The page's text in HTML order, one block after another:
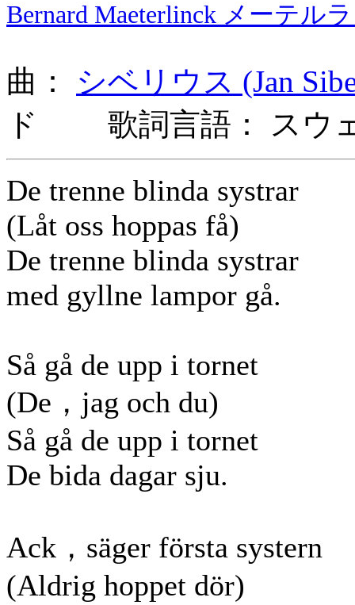
Bernard Maeterlinck メーテル
曲： シベリウス (Jan
ド 歌詞言語： スウ
De trenne blinda systrar
(Låt oss hoppas få)
De trenne blinda systrar
med gyllne lampor gå.
Så gå de upp i tornet
(De，jag och du)
Så gå de upp i tornet
De bida dagar sju.
Ack，säger första systern
(Aldrig hoppet dör)